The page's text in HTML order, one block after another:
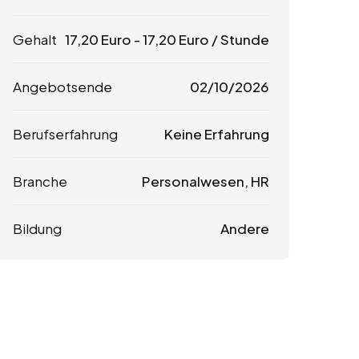
Gehalt 17,20 Euro -17,20 Euro / Stunde
Angebotsende 02/10/2026
Berufserfahrung Keine Erfahrung
Branche Personalwesen, HR
Bildung Andere